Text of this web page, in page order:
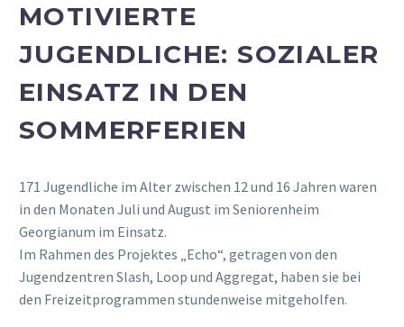
MOTIVIERTE
JUGENDLICHE: SOZIALER
EINSATZ IN DEN
SOMMERFERIEN
171 Jugendliche im Alter zwischen 12 und 16 Jahren waren
in den Monaten Juli und August im Seniorenheim
Georgianum im Einsatz.
Im Rahmen des Projektes „Echo“, getragen von den
Jugendzentren Slash, Loop und Aggregat, haben sie bei
den Freizeitprogrammen stundenweise mitgeholfen.